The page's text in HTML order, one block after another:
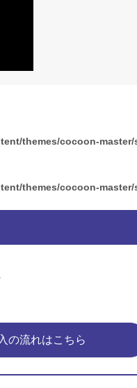
themes/cocoon-
themes/cocoon-
の流れはこちら